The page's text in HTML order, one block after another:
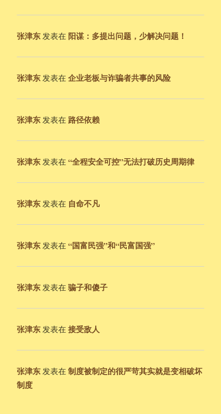
张津东 发表在 阳谋：多提出问题，少解决问题！
张津东 发表在企业老板与诈骗者共事的风险
张津东 发表在 路径依赖
张津东 发表在“全程安全可控”无法打破历史周期律
张津东 发表在 自命不凡
张津东 发表在“国富民强”和“民富国强”
张津东 发表在骗子和傻子
张津东 发表在接受敌人
张津东 发表在制度被制定的很严苛其实就是变相破坏
制度